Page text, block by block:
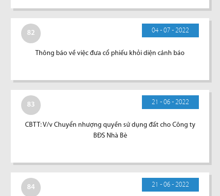
82 04 - 07 - 2022
Thông báo về việc đưa cổ phiếu khỏi diện cảnh báo
83 21 - 06 - 2022
CBTT: V/v Chuyển nhượng quyền sử dụng đất cho Công ty
BĐS Nhà Bè
84 21 - 06 - 2022